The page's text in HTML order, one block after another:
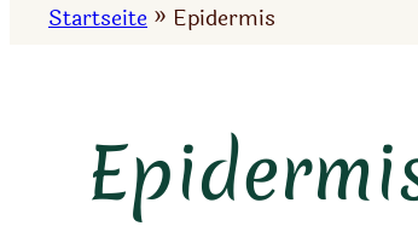
Startseite » Epidermis